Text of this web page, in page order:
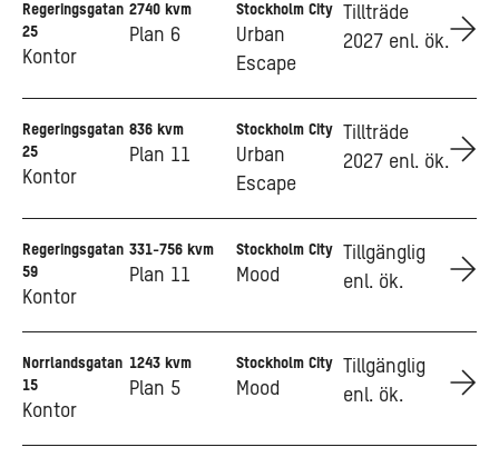
Go to Regeringsgatan 25
Regeringsgatan
25
Kontor
2740 kvm
Plan 6
Stockholm City
Urban
Escape
Tillträde
2027 enl. ök.
Go to Regeringsgatan 25
Regeringsgatan
25
Kontor
836 kvm
Plan 11
Stockholm City
Urban
Escape
Tillträde
2027 enl. ök.
Go to Regeringsgatan 59
Regeringsgatan
59
Kontor
331-756 kvm
Plan 11
Stockholm City
Mood
Tillgänglig
enl. ök.
Go to Norrlandsgatan 15
Norrlandsgatan
15
Kontor
1243 kvm
Plan 5
Stockholm City
Mood
Tillgänglig
enl. ök.